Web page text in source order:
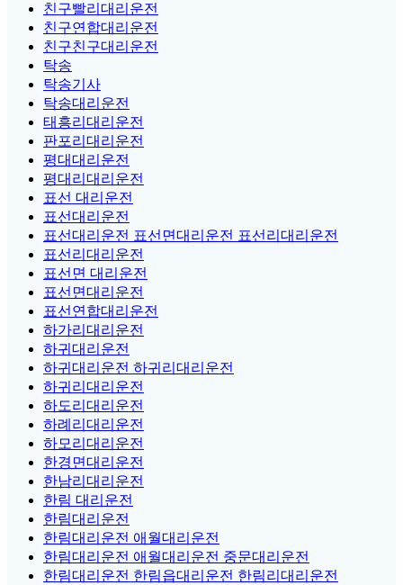
친구빨리대리운전
친구연합대리운전
친구친구대리운전
탁송
탁송기사
탁송대리운전
태흥리대리운전
판포리대리운전
평대대리운전
평대리대리운전
표선 대리운전
표선대리운전
표선대리운전 표선면대리운전 표선리대리운전
표선리대리운전
표선면 대리운전
표선면대리운전
표선연합대리운전
하가리대리운전
하귀대리운전
하귀대리운전 하귀리대리운전
하귀리대리운전
하도리대리운전
하례리대리운전
하모리대리운전
한경면대리운전
한남리대리운전
한림 대리운전
한림대리운전
한림대리운전 애월대리운전
한림대리운전 애월대리운전 중문대리운전
한림대리운전 한림읍대리운전 한림리대리운전